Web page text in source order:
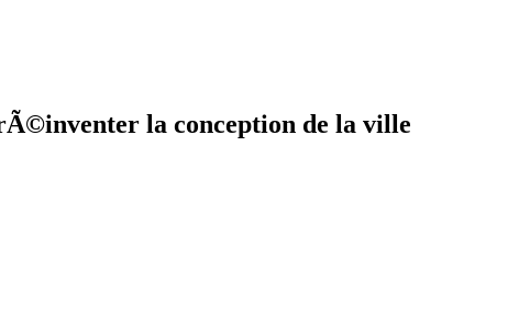
la conception de la ville